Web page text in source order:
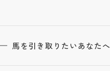
馬を引き取りたいあなたへ